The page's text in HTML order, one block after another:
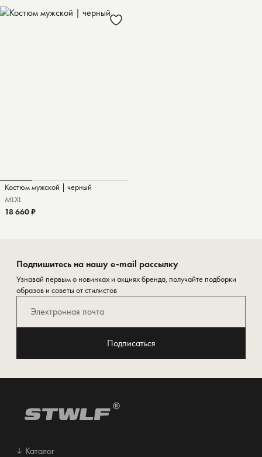
Костюм мужской | черный
MLXL
18 660 ₽
Подпишитесь на нашу e-mail рассылку
Узнавай первым о новинках и акциях бренда, получайте подборки
образов и советы от стилистов
Подписаться
Каталог